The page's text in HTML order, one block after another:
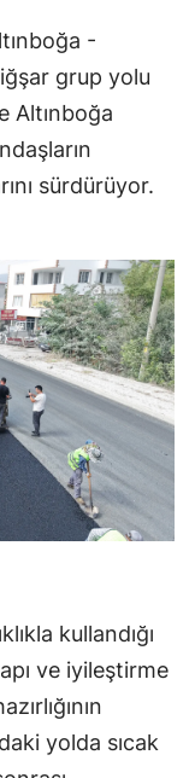
-
grup yolu
Altınboğa
sürdürüyor.
kullandığı
ve iyileştirme
yolda sıcak